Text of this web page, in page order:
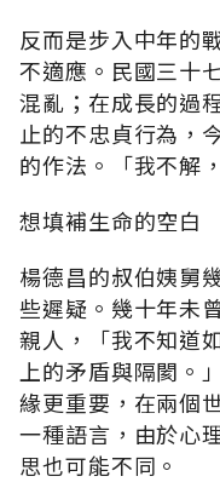
反而是步入中年的
不適應。民國三十
混亂；在成長的過
止的不忠貞行為，
的作法。「我不解
想填補生命的空白
楊德昌的叔伯姨舅
些遲疑。幾十年未
親人，「我不知道
上的矛盾與隔閡。
緣更重要，在兩個
一種語言，由於心
思也可能不同。